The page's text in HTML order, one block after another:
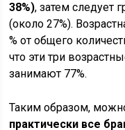
38%), затем следует
(около 27%).
% от общего
что эти три
занимают 77%.
Таким образом,
практически все